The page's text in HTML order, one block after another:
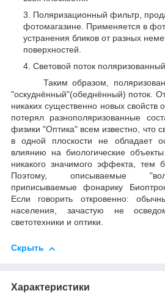
Поляризационный фильтр,
фотомагазине. Применяется в
устранения бликов от разных
поверхностей.
Световой поток
Таким образом,
"оскуднённый"(обеднённый) поток.
никаких существенно новых свойств
потерял разнополяризованные
физики "Оптика" всем известно, что
в одной плоскости не обладает
влиянию на биологические
никакого значимого эффекта, тем
Поэтому, описываемые
приписываемые фонарику
Если говорить откровенно:
населения, зачастую не
светотехники и оптики.
Скрыть
Характеристики